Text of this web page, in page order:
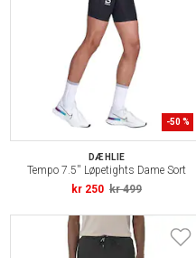
-50 %
DÆHLIE
Tempo 7.5'' Løpetights Dame Sort
kr 250 kr 499